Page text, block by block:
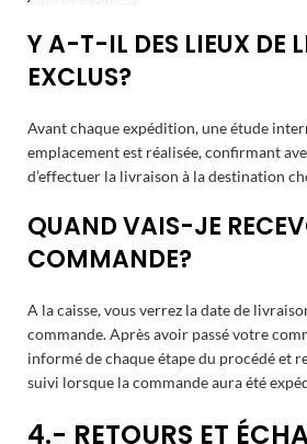
Y A-T-IL DES LIEUX DE
EXCLUS?
Avant chaque expédition, une étude
emplacement est réalisée, confirmant
d’effectuer la livraison à la destination
QUAND VAIS-JE
COMMANDE?
A la caisse, vous verrez la date de
commande. Après avoir passé votre
informé de chaque étape du procédé et
suivi lorsque la commande aura été
4.- RETOURS ET